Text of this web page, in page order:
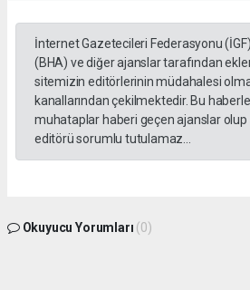
İnternet Gazetecileri Federasyonu
(BHA) ve diğer ajanslar tarafından
sitemizin editörlerinin müdahalesi
kanallarından çekilmektedir. Bu
muhataplar haberi geçen ajanslar
editörü sorumlu tutulamaz...
Okuyucu Yorumları (0)